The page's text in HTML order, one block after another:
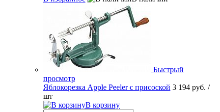
Быстрый
просмотр
Яблокорезка Apple Peeler с присоской 3 194 руб. /
шт
В корзину